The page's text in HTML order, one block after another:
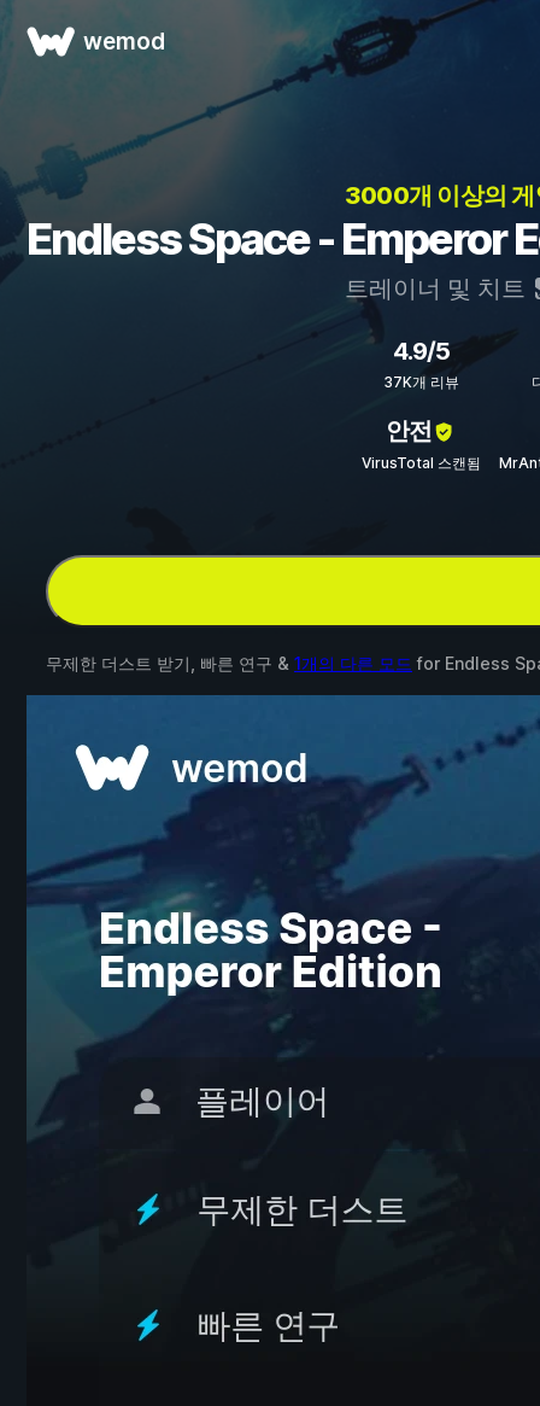
wemod
3000개 이상의
Endless Space - Emperor
트레이너 및 치트
4.9/5
37K개 리뷰
안전
VirusTotal 스캔됨
무제한 더스트 받기, 빠른 연구 & 1개의 다른 모드 for Endless